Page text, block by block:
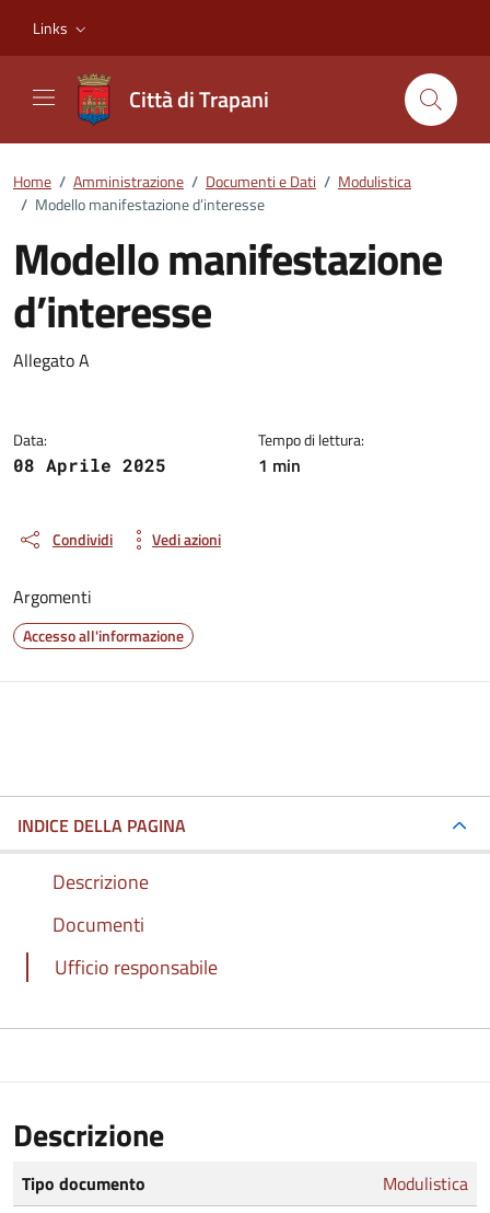
Links
Città di Trapani
Home / Amministrazione / Documenti e Dati / Modulistica
/ Modello manifestazione d’interesse
Modello manifestazione
d’interesse
Dettagli del documento
Allegato A
Data:
08 Aprile 2025
Tempo di lettura:
1 min
Condividi Vedi azioni
Argomenti
Accesso all'informazione
INDICE DELLA PAGINA
Descrizione
Documenti
Ufficio responsabile
Descrizione
Tipo documento
Modulistica